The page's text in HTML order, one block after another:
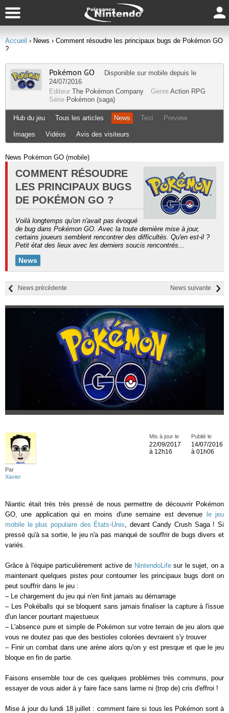
Accueil › News › Comment résoudre les principaux bugs de Pokémon GO
?
Pokémon GO Disponible sur mobile depuis le
24/07/2016
Editeur The Pokémon Company Genre Action RPG
Série Pokémon (saga)
Hub du jeu Tous les articles News Test Preview
Images Vidéos Avis des visiteurs
News Pokémon GO (mobile)
COMMENT RÉSOUDRE
LES PRINCIPAUX BUGS
DE POKÉMON GO ?
Voilà longtemps qu'on n'avait pas évoqué
de bug dans Pokémon GO. Avec la toute dernière mise à jour,
certains joueurs semblent rencontrer des difficultés. Qu'en est-il ?
Petit état des lieux avec les derniers soucis rencontrés...
News
News suivante
News précédente
Par
Xavier
Publié le
14/07/2016
à 01h06
Mis à jour le
22/09/2017
à 12h16
Niantic était très très pressé de nous permettre de découvrir Pokémon
GO, une application qui en moins d'une semaine est devenue
le jeu
mobile le plus populaire des États-Unis, devant Candy Crush Saga ! Si
pressé qu'à sa sortie, le jeu n'a pas manqué de souffrir de bugs divers et
variés.
Grâce à l'équipe particulièrement active de NintendoLifesur le sujet, on a
maintenant quelques pistes pour contourner les principaux bugs dont on
peut souffrir dans le jeu :
– Le chargement du jeu qui n'en finit jamais au démarrage
– Les Pokéballs qui se bloquent sans jamais finaliser la capture à l'issue
d'un lancer pourtant majestueux
– L'absence pure et simple de Pokémon sur votre terrain de jeu alors que
vous ne doutez pas que des bestioles colorées devraient s'y trouver
– Finir un combat dans une arène alors qu'on y est presque et que le jeu
bloque en fin de partie.
Faisons ensemble tour de ces quelques problèmes très communs, pour
essayer de vous aider à y faire face sans larme ni (trop de) cris d'effroi !
Mise à jour du lundi 18 juillet : comment faire si tous les Pokémon sont à